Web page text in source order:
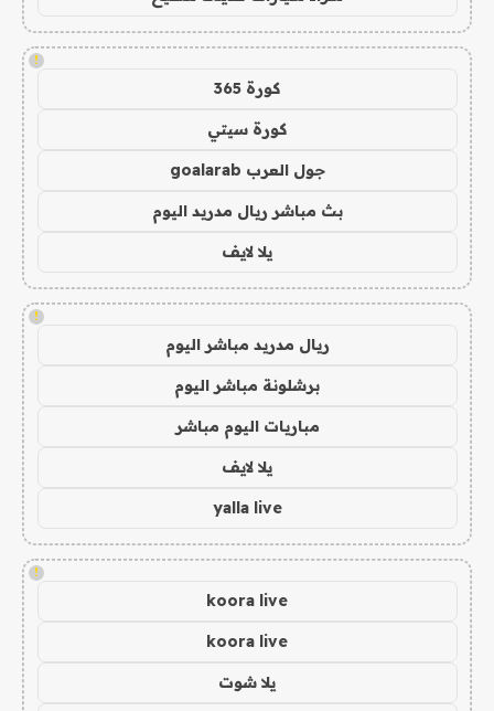
!
كورة 365
كورة سيتي
جول العرب goalarab
بث مباشر ريال مدريد اليوم
يلا لايف
!
ريال مدريد مباشر اليوم
برشلونة مباشر اليوم
مباريات اليوم مباشر
يلا لايف
yalla live
!
koora live
koora live
يلا شوت